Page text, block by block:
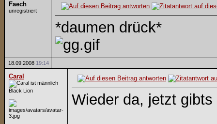
Faech
unregistriert
*daumen drück*
18.09.2008 19:14
Caral
Black Lion
Wieder da, jetzt